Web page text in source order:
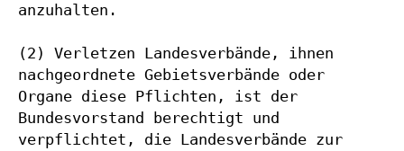
anzuhalten.
(2) Verletzen Landesverbände, ihnen
nachgeordnete Gebietsverbände oder
Organe diese Pflichten, ist der
Bundesvorstand berechtigt und
verpflichtet, die Landesverbände zur